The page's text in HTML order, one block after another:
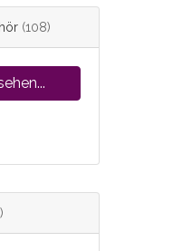
(108)